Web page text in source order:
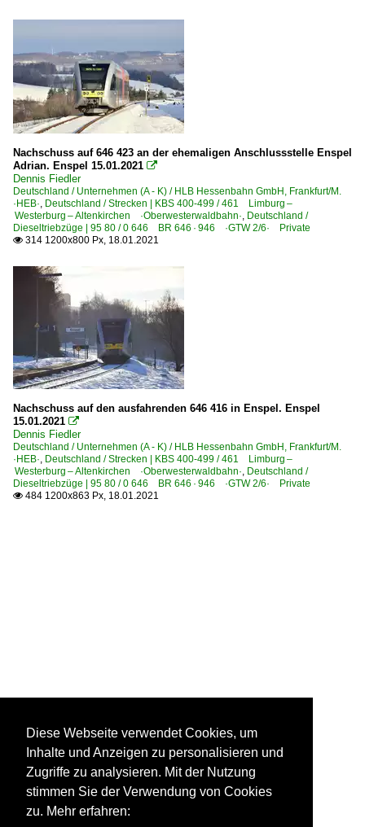
Nachschuss auf 646 423 an der ehemaligen Anschlussstelle Enspel
Adrian. Enspel 15.01.2021 
Dennis Fiedler
Deutschland / Unternehmen (A - K) / HLB Hessenbahn GmbH, Frankfurt/M.
·HEB· Deutschland / Strecken | KBS 400-499 / 461 Limburg –
Westerburg – Altenkirchen ·Oberwesterwaldbahn· Deutschland /
Dieseltriebzüge | 95 80 / 0 646 BR 646 · 946 ·GTW 2/6· Private
 314 1200x800 Px, 18.01.2021
Nachschuss auf den ausfahrenden 646 416 in Enspel. Enspel
15.01.2021 
Dennis Fiedler
Deutschland / Unternehmen (A - K) / HLB Hessenbahn GmbH, Frankfurt/M.
·HEB· Deutschland / Strecken | KBS 400-499 / 461 Limburg –
Westerburg – Altenkirchen ·Oberwesterwaldbahn· Deutschland /
Dieseltriebzüge | 95 80 / 0 646 BR 646 · 946 ·GTW 2/6· Private
 484 1200x863 Px, 18.01.2021
Diese Webseite verwendet Cookies, um
Inhalte und Anzeigen zu personalisieren und
Zugriffe zu analysieren. Mit der Nutzung
stimmen Sie der Verwendung von Cookies
zu. Mehr erfahren: